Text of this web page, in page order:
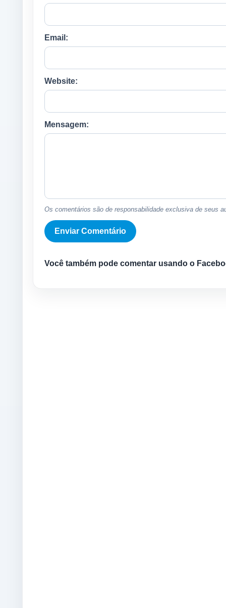
Email:
Website:
Mensagem:
Os comentários são de responsabilidade exclusiva de seus
Você também pode comentar usando o